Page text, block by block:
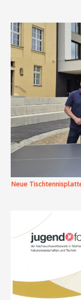
Neue